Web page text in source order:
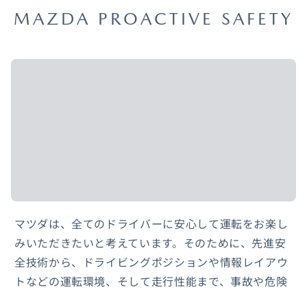
企業・IR・採用
MAZDA PROACTIVE SAFETY
マツダは、全てのドライバーに安心して運転をお楽し
みいただきたいと考えています。そのために、先進安
全技術から、ドライビングポジションや情報レイアウ
トなどの運転環境、そして走行性能まで、事故や危険